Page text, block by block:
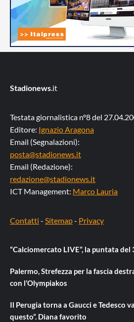
Stadionews.it
Testata giornalistica n°8 del
Editore: Ignazio Aragona
Email (Segnalazioni):
posta@stadionews.it
Email (Redazione):
redazione@stadionews.it
ICT Management: Marco Lauria
Contatti - Sitemap- Privacy
“Calciomercato LIVE”, la puntata
Palermo, Strefezza per la fascia
con l’Olympiakos
Il Perugia torna a Gaucci e Tedesco
questo”. Diana favorito